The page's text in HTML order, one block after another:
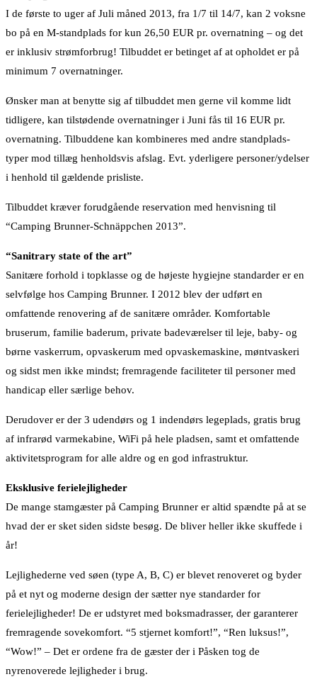
I de første to uger af Juli måned 2013, fra 1/7 til 14/7, kan 2 voksne
bo på en M-standplads for kun 26,50 EUR pr. overnatning – og det
er inklusiv strømforbrug! Tilbuddet er betinget af at opholdet er på
minimum 7 overnatninger.
Ønsker man at benytte sig af tilbuddet men gerne vil komme lidt
tidligere, kan tilstødende overnatninger i Juni fås til 16 EUR pr.
overnatning. Tilbuddene kan kombineres med andre standplads-
typer mod tillæg henholdsvis afslag. Evt. yderligere personer/ydelser
i henhold til gældende prisliste.
Tilbuddet kræver forudgående reservation med henvisning til
“Camping Brunner-Schnäppchen 2013”.
“Sanitrary state of the art”
Sanitære forhold i topklasse og de højeste hygiejne standarder er en
selvfølge hos Camping Brunner. I 2012 blev der udført en
omfattende renovering af de sanitære områder. Komfortable
bruserum, familie baderum, private badeværelser til leje, baby- og
børne vaskerrum, opvaskerum med opvaskemaskine, møntvaskeri
og sidst men ikke mindst; fremragende faciliteter til personer med
handicap eller særlige behov.
Derudover er der 3 udendørs og 1 indendørs legeplads, gratis brug
af infrarød varmekabine, WiFi på hele pladsen, samt et omfattende
aktivitetsprogram for alle aldre og en god infrastruktur.
Eksklusive ferielejligheder
De mange stamgæster på Camping Brunner er altid spændte på at se
hvad der er sket siden sidste besøg. De bliver heller ikke skuffede i
år!
Lejlighederne ved søen (type A, B, C) er blevet renoveret og byder
på et nyt og moderne design der sætter nye standarder for
ferielejligheder! De er udstyret med boksmadrasser, der garanterer
fremragende sovekomfort. “5 stjernet komfort!”, “Ren luksus!”,
“Wow!” – Det er ordene fra de gæster der i Påsken tog de
nyrenoverede lejligheder i brug.